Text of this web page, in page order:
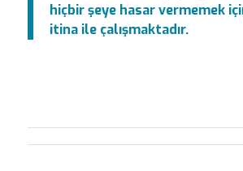
hiçbir şeye hasar vermemek
itina ile çalışmaktadır.